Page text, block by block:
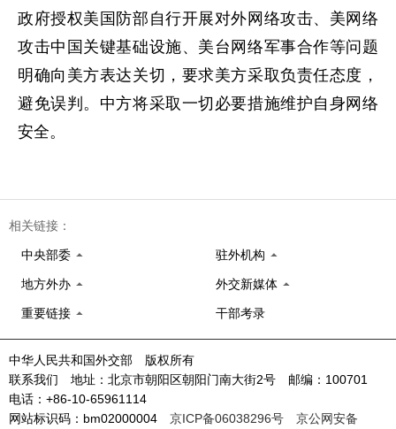
政府授权美国防部自行开展对外网络攻击、美网络
攻击中国关键基础设施、美台网络军事合作等问题
明确向美方表达关切，要求美方采取负责任态度，
避免误判。中方将采取一切必要措施维护自身网络
安全。
相关链接：
中央部委 驻外机构
地方外办 外交新媒体
重要链接 干部考录
中华人民共和国外交部 版权所有
联系我们 地址：北京市朝阳区朝阳门南大街2号 邮编：100701
电话：+86-10-65961114
网站标识码：bm02000004 京ICP备06038296号
京公网安备